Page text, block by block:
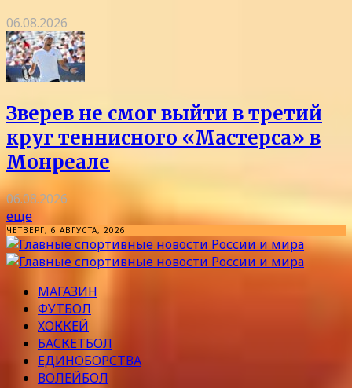
06.08.2026
Зверев не смог выйти в третий
круг теннисного «Мастерса» в
Монреале
06.08.2026
еще
ЧЕТВЕРГ, 6 АВГУСТА, 2026
МАГАЗИН
ФУТБОЛ
ХОККЕЙ
БАСКЕТБОЛ
ЕДИНОБОРСТВА
ВОЛЕЙБОЛ